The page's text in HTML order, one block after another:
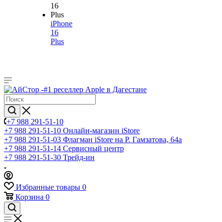
iPhone
16
Plus
+7 988 291-51-10
+7 988 291-51-10 Онлайн-магазин iStore
+7 988 291-51-03 Флагман iStore на Р. Гамзатова, 64а
+7 988 291-51-14 Сервисный центр
+7 988 291-51-30 Трейд-ин
Избранные товары 0
Корзина 0